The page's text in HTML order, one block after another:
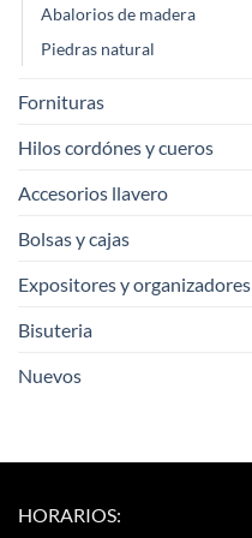
Abalorios de madera
Piedras natural
Fornituras
Hilos cordónes y cueros
Accesorios llavero
Bolsas y cajas
Expositores y organizadores
Bisuteria
Nuevos
HORARIOS: